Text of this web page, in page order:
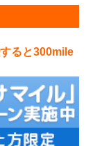
ると300mile